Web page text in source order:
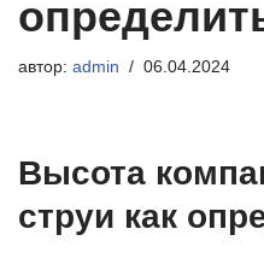
автор: admin 06.04.2024
Высота
струи как